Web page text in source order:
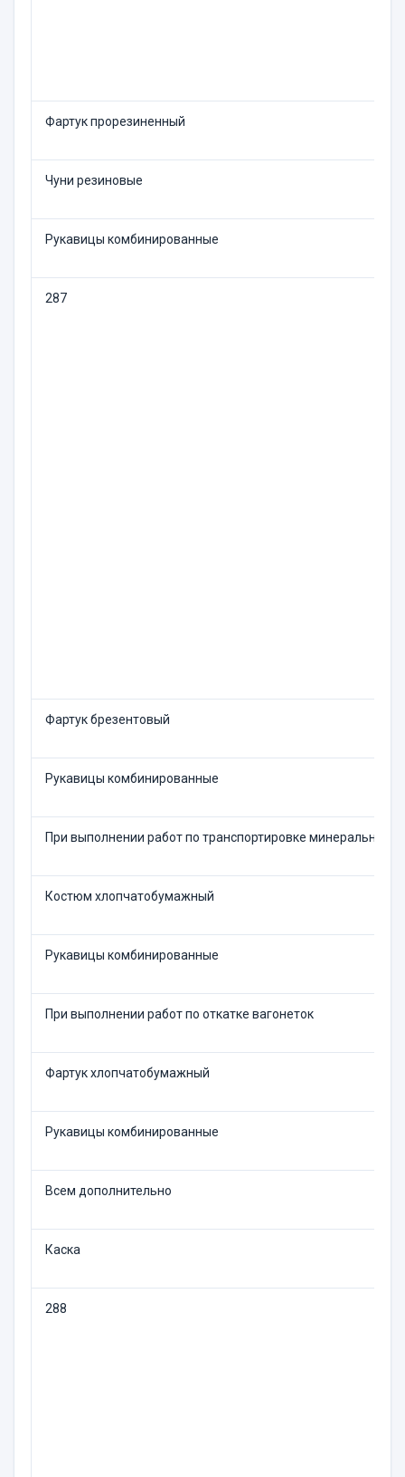
Фартук прорезиненный
Чуни резиновые
Рукавицы комбинированные
287
Фартук брезентовый
Рукавицы комбинированные
При выполнении работ по транспортировке минеральной
Костюм хлопчатобумажный
Рукавицы комбинированные
При выполнении работ по откатке вагонеток
Фартук хлопчатобумажный
Рукавицы комбинированные
Всем дополнительно
Каска
288